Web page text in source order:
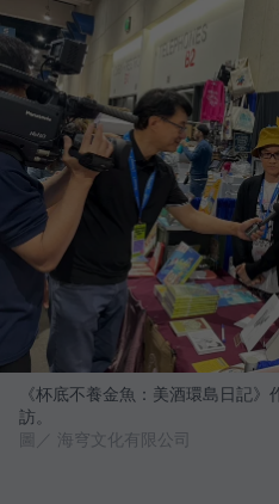
《杯底不養金魚：美酒環島日記
訪。
圖／ 海穹文化有限公司